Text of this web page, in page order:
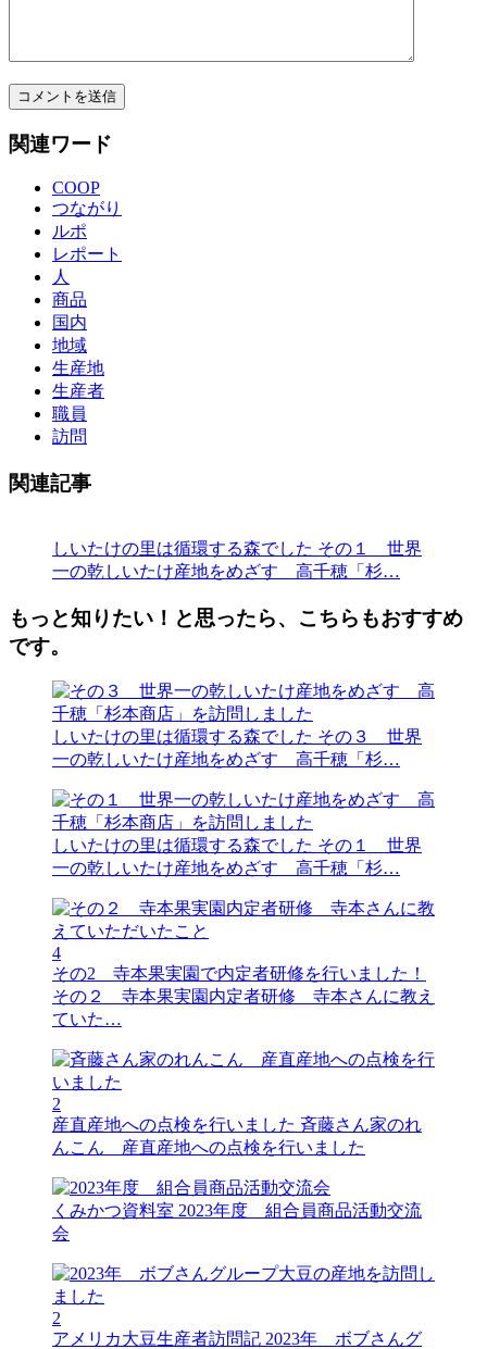
関連ワード
COOP
つながり
ルポ
レポート
人
商品
国内
地域
生産地
生産者
職員
訪問
関連記事
しいたけの里は循環する森でした その１ 世界
一の乾しいたけ産地をめざす 高千穂「杉…
もっと知りたい！と思ったら、こちらもおすすめ
です。
しいたけの里は循環する森でした その３ 世界
一の乾しいたけ産地をめざす 高千穂「杉…
しいたけの里は循環する森でした その１ 世界
一の乾しいたけ産地をめざす 高千穂「杉…
4
その2 寺本果実園で内定者研修を行いました！
その２ 寺本果実園内定者研修 寺本さんに教え
ていた…
2
産直産地への点検を行いました 斉藤さん家のれ
んこん 産直産地への点検を行いました
くみかつ資料室 2023年度 組合員商品活動交流
会
2
アメリカ大豆生産者訪問記 2023年 ボブさんグ